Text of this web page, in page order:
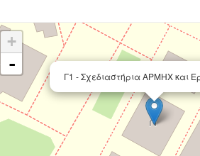
Γ1 - Σχεδιαστήρια ΑΡΜΗΧ και
+
-